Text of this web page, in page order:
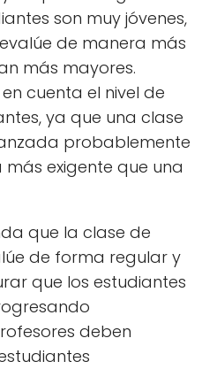
son muy jóvenes,
de manera más
más mayores.
cuenta el nivel de
ya que una clase
probablemente
exigente que una
que la clase de
de forma regular y
que los estudiantes
deben